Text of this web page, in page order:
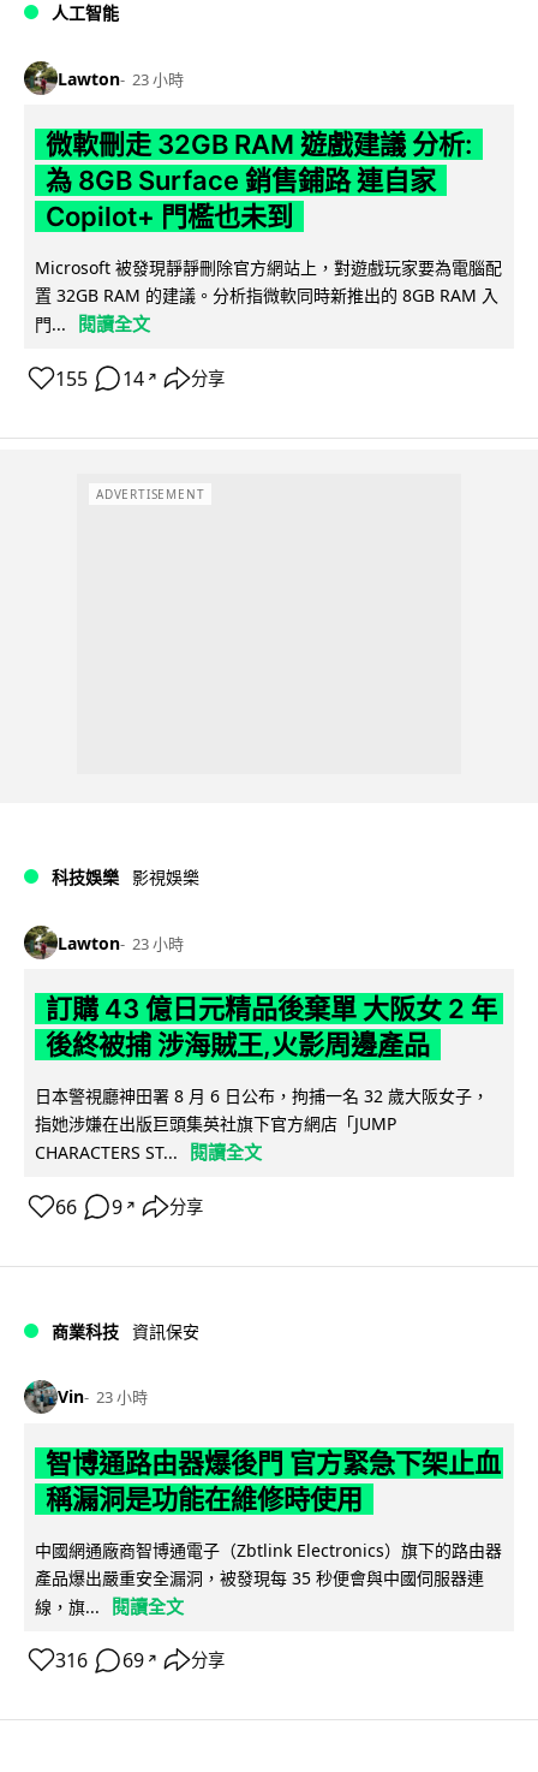
人工智能
Lawton 23 小時
微軟刪走 32GB RAM 遊戲建議 分析:
為 8GB Surface 銷售鋪路 連自家
Copilot+ 門檻也未到
Microsoft 被發現靜靜刪除官方網站上，對遊戲玩家要為電腦配
置 32GB RAM 的建議。分析指微軟同時新推出的 8GB RAM 入
門...
閱讀全文
155 14 ↗ 分享
ADVERTISEMENT
科技娛樂 影視娛樂
Lawton 23 小時
訂購 43 億日元精品後棄單 大阪女 2 年
後終被捕 涉海賊王,火影周邊產品
日本警視廳神田署 8 月 6 日公布，拘捕一名 32 歲大阪女子，
指她涉嫌在出版巨頭集英社旗下官方網店「JUMP
CHARACTERS ST...
閱讀全文
66 9 ↗ 分享
商業科技 資訊保安
Vin 23 小時
智博通路由器爆後門 官方緊急下架止血
稱漏洞是功能在維修時使用
中國網通廠商智博通電子（Zbtlink Electronics）旗下的路由器
產品爆出嚴重安全漏洞，被發現每 35 秒便會與中國伺服器連
線，旗...
閱讀全文
316 69 ↗ 分享